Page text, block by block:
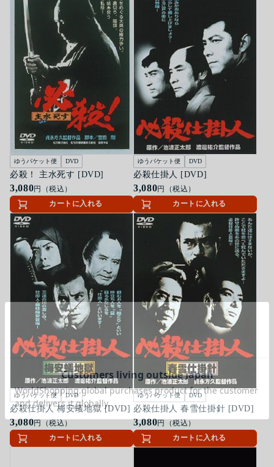
ゆうパケット便 DVD
必殺！ 主水死す [DVD]
3,080円（税込）
カートに入れる
ゆうパケット便 DVD
必殺仕掛人 [DVD]
3,080円（税込）
カートに入れる
ゆうパケット便 DVD
必殺仕掛人 梅安蟻地獄 [DVD]
3,080円（税込）
カートに入れる
ゆうパケット便 DVD
必殺仕掛人 春雪仕掛針 [DVD]
3,080円（税込）
カートに入れる